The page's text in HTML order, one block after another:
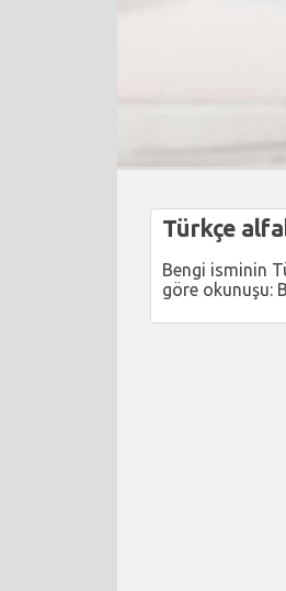
Türkçe
Bengi isminin
göre okunuşu: